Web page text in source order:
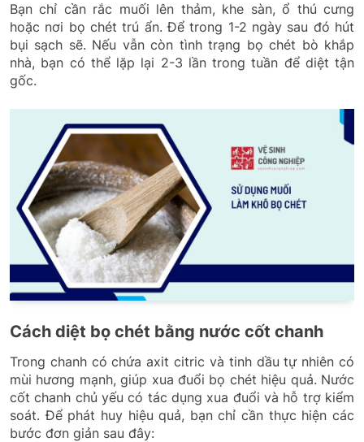
Bạn chỉ cần rắc muối lên thảm, khe sàn, ổ thú cưng
hoặc nơi bọ chét trú ẩn. Để trong 1-2 ngày sau đó hút
bụi sạch sẽ. Nếu vẫn còn tình trạng bọ chét bò khắp
nhà, bạn có thể lặp lại 2-3 lần trong tuần để diệt tận
gốc.
Cách diệt bọ chét bằng nước cốt chanh
Trong chanh có chứa axit citric và tinh dầu tự nhiên có
mùi hương mạnh, giúp xua đuổi bọ chét hiệu quả. Nước
cốt chanh chủ yếu có tác dụng xua đuổi và hỗ trợ kiểm
soát. Để phát huy hiệu quả, bạn chỉ cần thực hiện các
bước đơn giản sau đây: